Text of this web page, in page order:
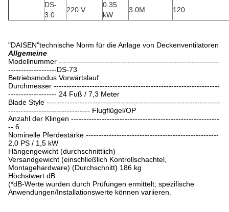
DS-
3.0
220 V
0.35
kW
3.0M 120
"DAISEN"technische Norm für die Anlage von Deckenventilatoren
Allgemeine
Modellnummer ---------------------------------------------------------------
-------------------DS-73
Betriebsmodus Vorwärtslauf
Durchmesser -----------------------------------------------------------------
------------------- 24 Fuß / 7,3 Meter
Blade Style --------------------------------------------------------------------
-------------------------------- Flugflügel/OP
Anzahl der Klingen ----------------------------------------------------------
-- 6
Nominelle Pferdestärke ----------------------------------------------------
2,0 PS / 1,5 kW
Hängengewicht (durchschnittlich)
Versandgewicht (einschließlich Kontrollschachtel,
Montagehardware) (Durchschnitt) 186 kg
Höchstwert dB
(*dB-Werte wurden durch Prüfungen ermittelt; spezifische
Anwendungen/Installationswerte können variieren.